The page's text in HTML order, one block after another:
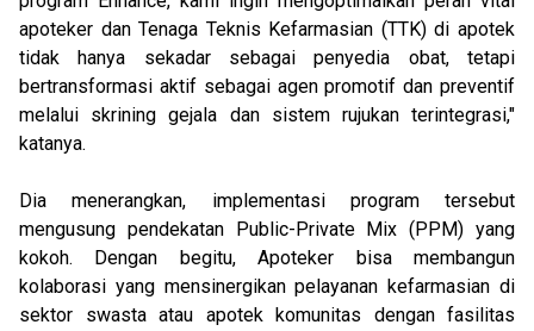
apoteker dan Tenaga Teknis Kefarmasian (TTK) di apotek
tidak hanya sekadar sebagai penyedia obat, tetapi
bertransformasi aktif sebagai agen promotif dan preventif
melalui skrining gejala dan sistem rujukan terintegrasi,"
katanya.
Dia menerangkan, implementasi program tersebut
mengusung pendekatan Public-Private Mix (PPM) yang
kokoh. Dengan begitu, Apoteker bisa membangun
kolaborasi yang mensinergikan pelayanan kefarmasian di
sektor swasta atau apotek komunitas dengan fasilitas